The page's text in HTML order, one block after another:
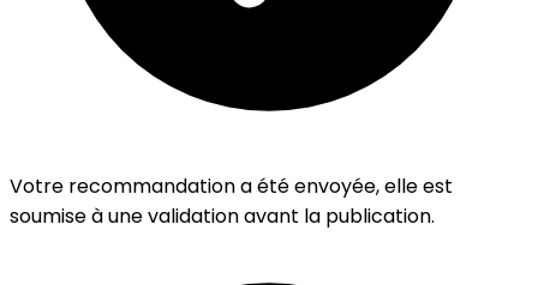
Votre recommandation a été envoyée, elle est
soumise à une validation avant la publication.